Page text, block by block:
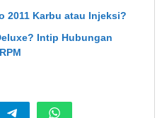
2011 Karbu atau Injeksi?
Intip Hubungan